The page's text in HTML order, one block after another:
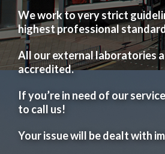
We work to very strict
highest professional
All our external laboratories
accredited.
If you’re in need of our
to call us!
Your issue will be dealt with